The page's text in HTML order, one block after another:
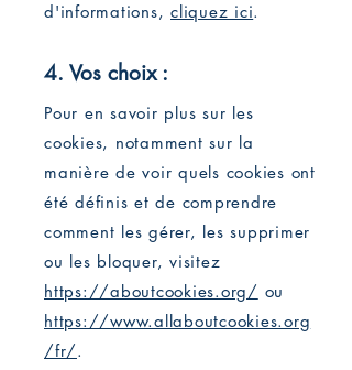
d'informations, cliquez ici.
4. Vos choix :
Pour en savoir plus sur les
cookies, notamment sur la
manière de voir quels cookies ont
été définis et de comprendre
comment les gérer, les supprimer
ou les bloquer, visitez
https://aboutcookies.org/ ou
https://www.allaboutcookies.org
/fr/.